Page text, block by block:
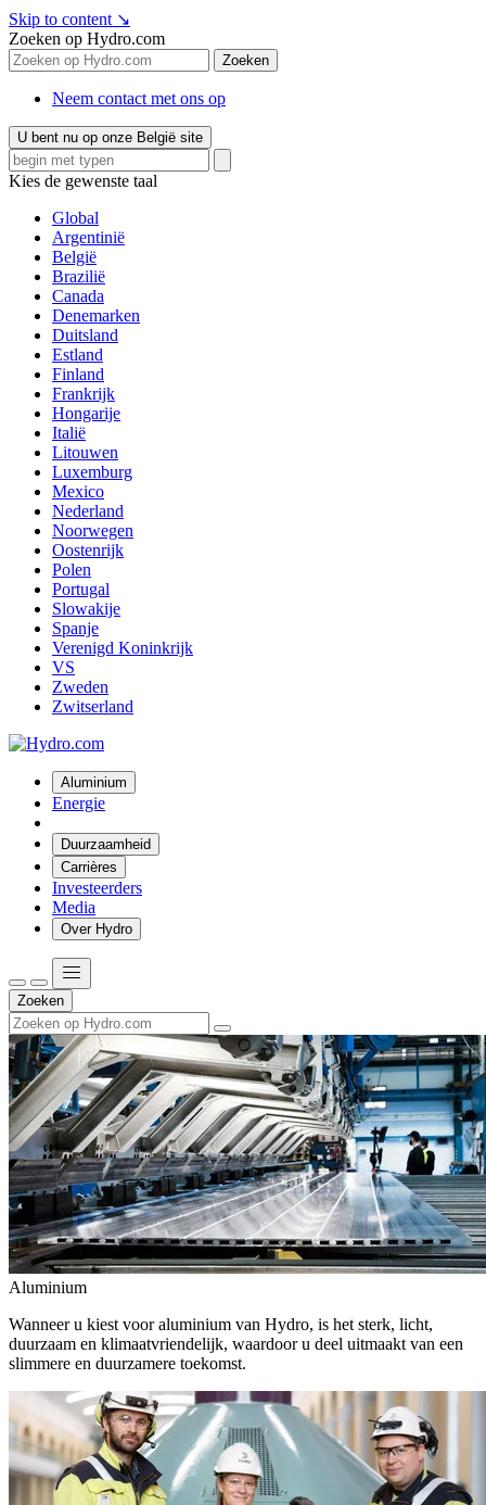
Skip to content ↘
Zoeken op Hydro.com
Zoeken
Neem contact met ons op
U bent nu op onze België site
Kies de gewenste taal
Global
Argentinië
België
Brazilië
Canada
Denemarken
Duitsland
Estland
Finland
Frankrijk
Hongarije
Italië
Litouwen
Luxemburg
Mexico
Nederland
Noorwegen
Oostenrijk
Polen
Portugal
Slowakije
Spanje
Verenigd Koninkrijk
VS
Zweden
Zwitserland
Aluminium
Energie
Duurzaamheid
Carrières
Investeerders
Media
Over Hydro
Zoeken
Aluminium
Wanneer u kiest voor aluminium van Hydro, is het sterk, licht,
duurzaam en klimaatvriendelijk, waardoor u deel uitmaakt van een
slimmere en duurzamere toekomst.